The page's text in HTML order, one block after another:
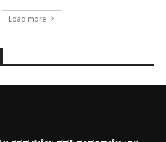
Load more